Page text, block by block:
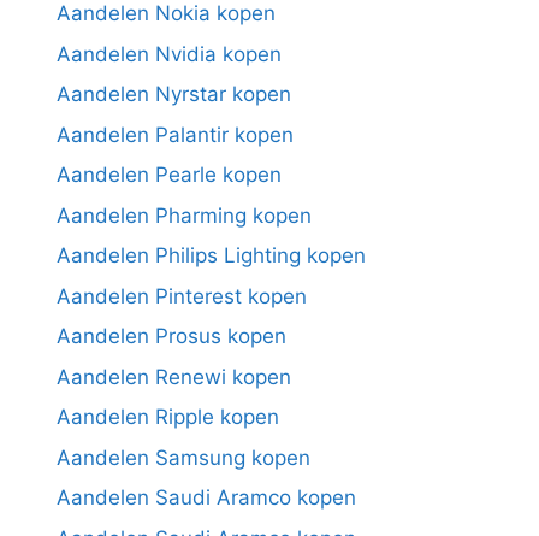
Aandelen Nokia kopen
Aandelen Nvidia kopen
Aandelen Nyrstar kopen
Aandelen Palantir kopen
Aandelen Pearle kopen
Aandelen Pharming kopen
Aandelen Philips Lighting kopen
Aandelen Pinterest kopen
Aandelen Prosus kopen
Aandelen Renewi kopen
Aandelen Ripple kopen
Aandelen Samsung kopen
Aandelen Saudi Aramco kopen